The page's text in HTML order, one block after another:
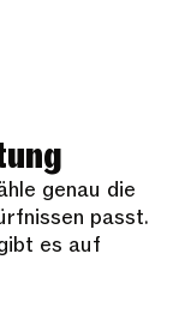
genau die
passt.
es auf